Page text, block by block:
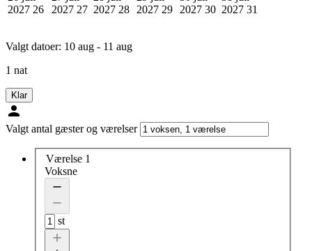
2027 26
2027 27 2027 28
2027 29
2027 30 2027 31
Valgt datoer: 10 aug - 11 aug
1 nat
Klar
Valgt antal gæster og værelser
Værelse 1
Voksne
st